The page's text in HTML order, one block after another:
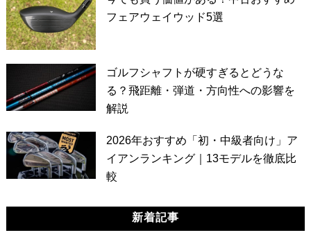
フェアウェイウッド5選
ゴルフシャフトが硬すぎるとどうな
る？飛距離・弾道・方向性への影響を
解説
2026年おすすめ「初・中級者向け」ア
イアンランキング｜13モデルを徹底比
較
新着記事